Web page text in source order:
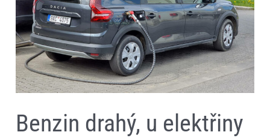
Benzin drahý, u elektřiny
je
LPG.
Zákazníci
to
letos
vidí
stejně